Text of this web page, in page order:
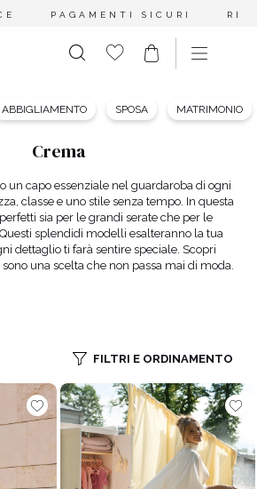
PAGAMENTI SICURI
ABBIGLIAMENTO SPOSA MATRIMONIO
Crema
un capo essenziale nel guardaroba di ogni
classe e uno stile senza tempo. In questa
sia per le grandi serate che per le
splendidi modelli esalteranno la tua
dettaglio ti farà sentire speciale. Scopri
una scelta che non passa mai di moda.
FILTRI E ORDINAMENTO